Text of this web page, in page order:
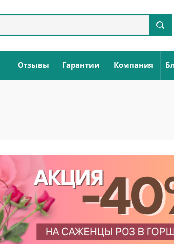
Отзывы Гарантии Компания